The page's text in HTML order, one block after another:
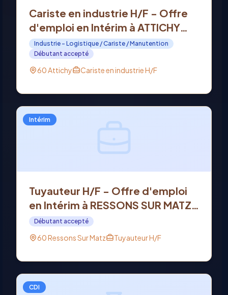
Cariste en industrie H/F - Offre
d'emploi en Intérim à ATTICHY
(60)
Industrie - Logistique / Cariste / Manutention
Débutant accepté
60 Attichy Cariste en industrie H/F
Intérim
Tuyauteur H/F - Offre d'emploi
en Intérim à RESSONS SUR MATZ
(60)
Débutant accepté
60 Ressons Sur Matz Tuyauteur H/F
CDI